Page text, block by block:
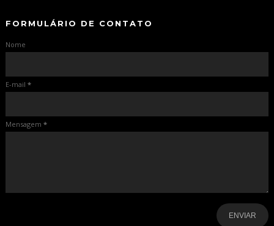
FORMULÁRIO DE CONTATO
Nome
E-mail *
Mensagem *